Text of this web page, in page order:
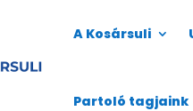
A Kosársuli
Partoló tagjaink